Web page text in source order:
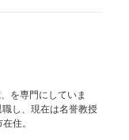
を専門にしていま
し、現在は名誉教授
住。